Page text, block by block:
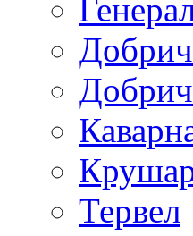
Добрич
Тервел